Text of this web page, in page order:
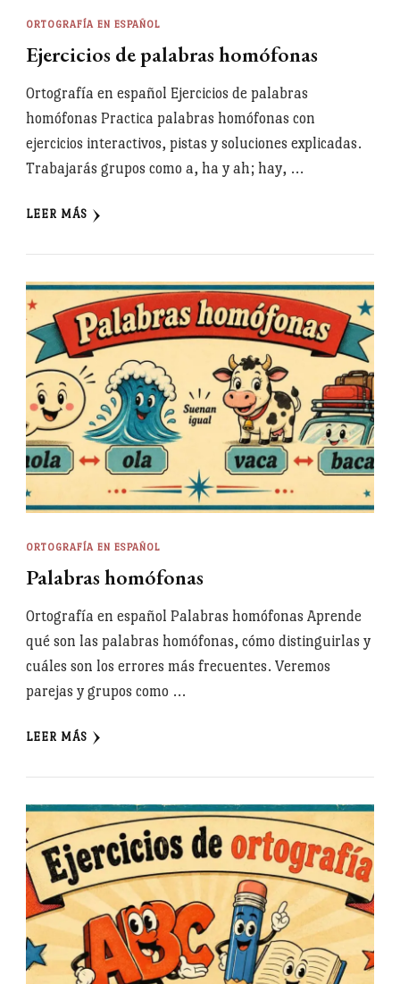
ORTOGRAFÍA EN ESPAÑOL
Ejercicios de palabras homófonas
Ortografía en español Ejercicios de palabras
homófonas Practica palabras homófonas con
ejercicios interactivos, pistas y soluciones explicadas.
Trabajarás grupos como a, ha y ah; hay, …
LEER MÁS
ORTOGRAFÍA EN ESPAÑOL
Palabras homófonas
Ortografía en español Palabras homófonas Aprende
qué son las palabras homófonas, cómo distinguirlas y
cuáles son los errores más frecuentes. Veremos
parejas y grupos como …
LEER MÁS